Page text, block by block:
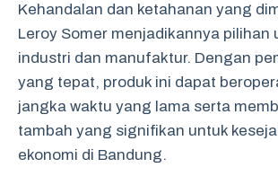
Kehandalan dan ketahanan yang
Leroy Somer menjadikannya pilihan
industri dan manufaktur. Dengan
yang tepat, produk ini dapat
jangka waktu yang lama serta
tambah yang signifikan untuk
ekonomi di Bandung.